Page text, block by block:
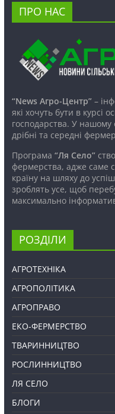
ПРО НАС
“News Агро-Центр”–
які хочуть бути в курсі
господарства. У нашому
дрібні та середні
Програма “Ля Село”
фермерства, адже саме
країну на шляху до
зроблять усе, щоб
максимально
РОЗДІЛИ
АГРОТЕХНІКА
АГРОПОЛІТИКА
АГРОПРАВО
ЕКО-ФЕРМЕРСТВО
ТВАРИННИЦТВО
РОСЛИННИЦТВО
ЛЯ СЕЛО
БЛОГИ